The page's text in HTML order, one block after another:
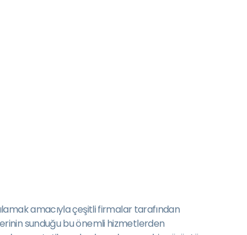
amacıyla çeşitli firmalar tarafından
sunduğu bu önemli hizmetlerden